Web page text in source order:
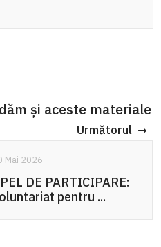
și aceste materiale
Următorul
Mai 2026
DE PARTICIPARE:
pentru ...